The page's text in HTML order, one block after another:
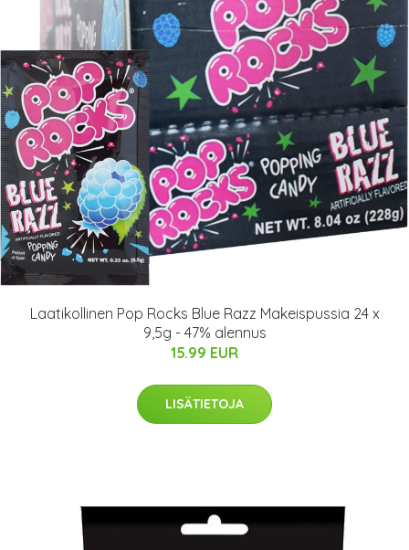
Laatikollinen Pop Rocks Blue Razz Makeispussia 24 x
9,5g - 47% alennus
15.99 EUR
LISÄTIETOJA